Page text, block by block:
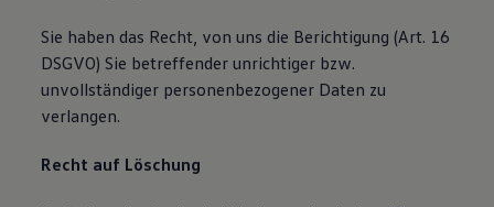
Sie haben das Recht, von uns die Berichtigung (Art. 16
DSGVO) Sie betreffender unrichtiger bzw.
unvollständiger personenbezogener Daten zu
verlangen.
Recht auf Löschung